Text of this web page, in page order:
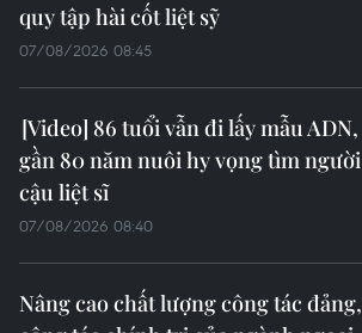
quy tập hài cốt liệt sỹ
07/08/2026 08:45
86 tuổi vẫn đi lấy mẫu ADN,
gần 80 năm nuôi hy vọng tìm người
cậu liệt sĩ
07/08/2026 08:40
Nâng cao chất lượng công tác đảng,